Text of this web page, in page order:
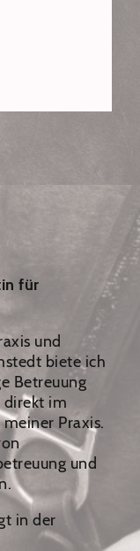
für
und
biete ich
Betreuung
direkt im
Praxis.
und
in der